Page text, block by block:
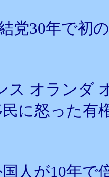
党30年で初
ス オランダ
に怒った有
国人が10年で